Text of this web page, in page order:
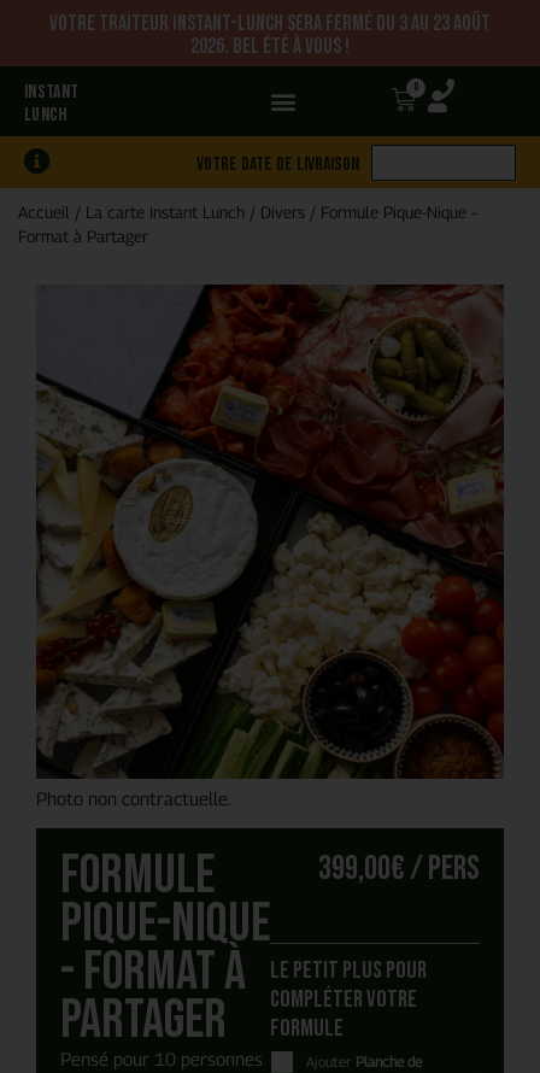
Votre traiteur Instant-Lunch sera fermé du 3 au 23 août
2026. Bel été à vous !
INSTANT
LUNCH
0
Votre date de livraison
Accueil / La carte Instant Lunch / Divers / Formule Pique-Nique –
Format à Partager
Photo non contractuelle.
Formule
Pique-Nique
- Format à
Partager
Pensé pour 10 personnes
399,00€/ pers
Le petit plus pour
compléter votre
formule
Ajouter Planche de